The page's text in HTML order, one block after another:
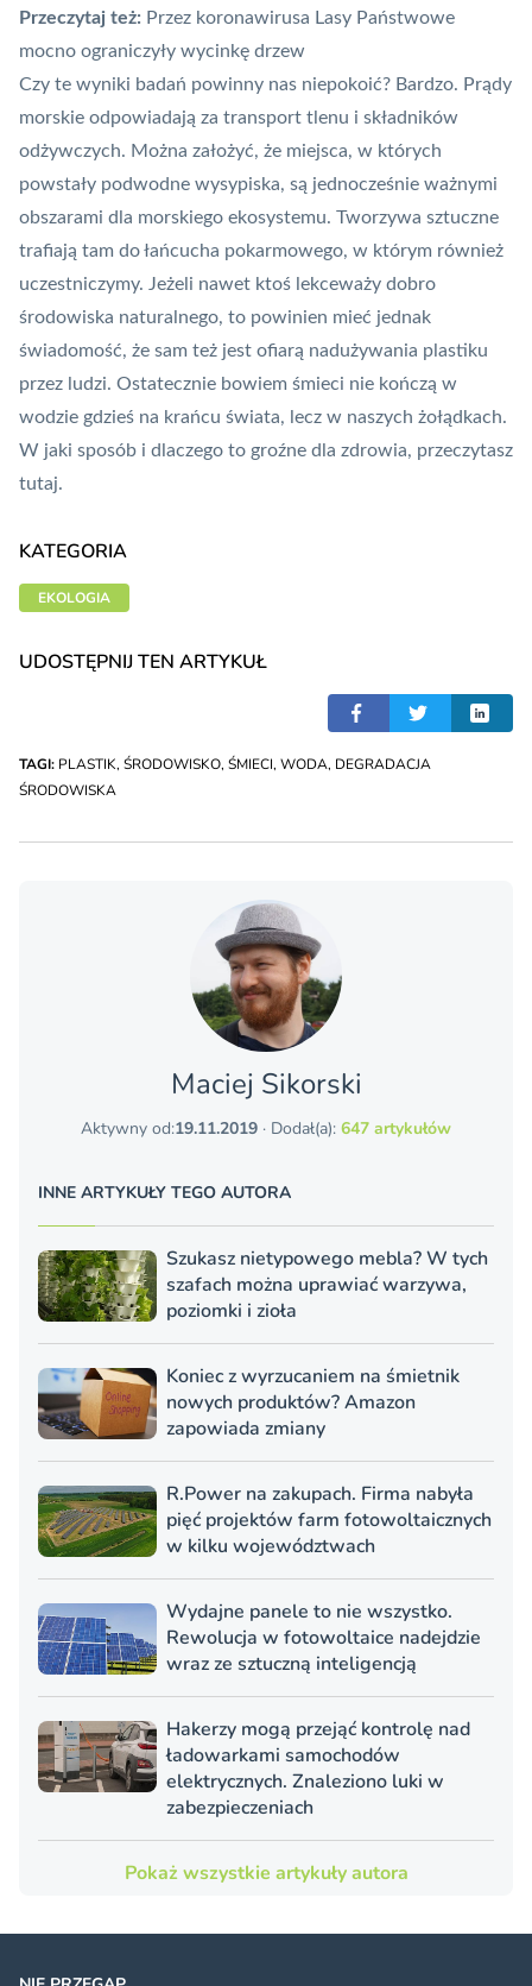
Przeczytaj też: Przez koronawirusa Lasy Państwowe
mocno ograniczyły wycinkę drzew
Czy te wyniki badań powinny nas niepokoić? Bardzo. Prądy
morskie odpowiadają za transport tlenu i składników
odżywczych. Można założyć, że miejsca, w których
powstały podwodne wysypiska, są jednocześnie ważnymi
obszarami dla morskiego ekosystemu. Tworzywa sztuczne
trafiają tam do łańcucha pokarmowego, w którym również
uczestniczymy. Jeżeli nawet ktoś lekceważy dobro
środowiska naturalnego, to powinien mieć jednak
świadomość, że sam też jest ofiarą nadużywania plastiku
przez ludzi. Ostatecznie bowiem śmieci nie kończą w
wodzie gdzieś na krańcu świata, lecz w naszych żołądkach.
W jaki sposób i dlaczego to groźne dla zdrowia, przeczytasz
tutaj.
KATEGORIA
EKOLOGIA
UDOSTĘPNIJ TEN ARTYKUŁ
TAGI: PLASTIK, ŚRODOWISKO, ŚMIECI, WODA, DEGRADACJA
ŚRODOWISKA
Maciej Sikorski
Aktywny od:19.11.2019 · Dodał(a): 647 artykułów
INNE ARTYKUŁY TEGO AUTORA
Szukasz nietypowego mebla? W tych
szafach można uprawiać warzywa,
poziomki i zioła
Koniec z wyrzucaniem na śmietnik
nowych produktów? Amazon
zapowiada zmiany
R.Power na zakupach. Firma nabyła
pięć projektów farm fotowoltaicznych
w kilku województwach
Wydajne panele to nie wszystko.
Rewolucja w fotowoltaice nadejdzie
wraz ze sztuczną inteligencją
Hakerzy mogą przejąć kontrolę nad
ładowarkami samochodów
elektrycznych. Znaleziono luki w
zabezpieczeniach
Pokaż wszystkie artykuły autora